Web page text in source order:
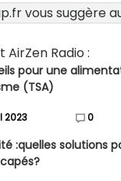
vous suggère
AirZen Radio :
pour une
(TSA)
2023 0
:quelles solutions